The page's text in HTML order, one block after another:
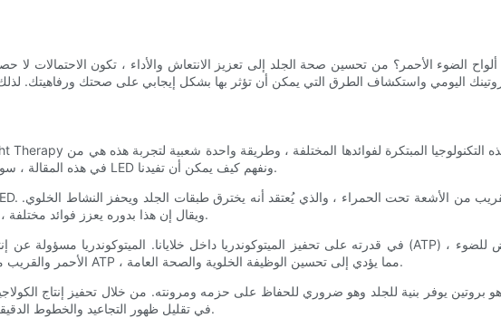
الضوء الأحمر؟ من تحسين صحة الجلد إلى تعزيز الانتعاش والأداء ، تكون الاحتمالات
خلال لوحة LED Red Light. في هذه المقالة ، سوف نستكشف العلم وراء العلاج بالضوء الأحمر LED ونفهم كيف يمكن أن تفيدنا.
ويقال إن هذا بدوره يعزز فوائد مختلفة ، بما في ذلك تحسين صحة الجلد ، وتقليل الالتهاب ، وإصلاح الأنسجة المعزز.
الأحمر والقريب من الأشعة تحت الحمراء ، يُعتقد أن الميتوكوندريا تصبح أكثر كفاءة في إنتاج ATP ، مما يؤدي إلى تحسين الوظيفة الخلوية والصحة العامة.
يساعد العلاج بالضوء الأحمر LED في تقليل ظهور التجاعيد والخطوط الدقيقة ، وكذلك تحسين نسيج الجلد بشكل عام.